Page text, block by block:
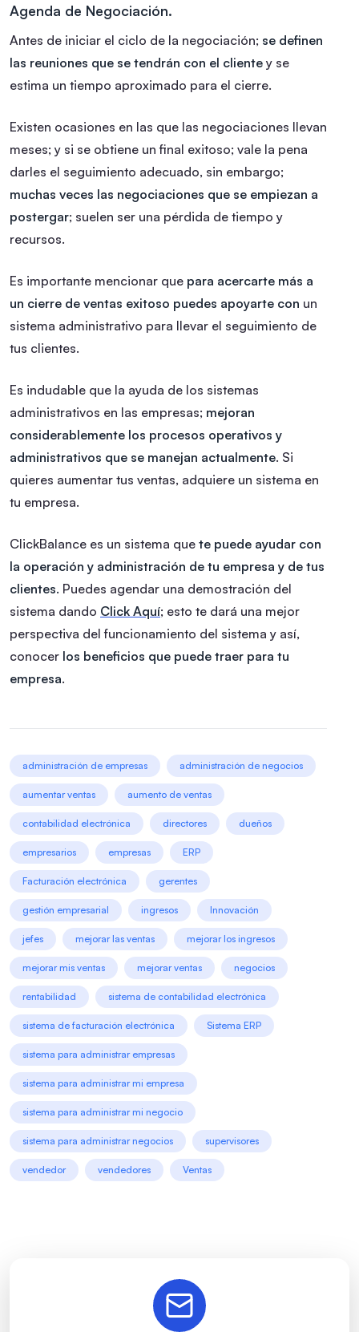
Agenda de Negociación.
Antes de iniciar el ciclo de la negociación; se definen
las reuniones que se tendrán con el cliente y se
estima un tiempo aproximado para el cierre.
Existen ocasiones en las que las negociaciones llevan
meses; y si se obtiene un final exitoso; vale la pena
darles el seguimiento adecuado, sin embargo;
muchas veces las negociaciones que se empiezan a
postergar; suelen ser una pérdida de tiempo y
recursos.
Es importante mencionar que para acercarte más a
un cierre de ventas exitoso puedes apoyarte con un
sistema administrativo para llevar el seguimiento de
tus clientes.
Es indudable que la ayuda de los sistemas
administrativos en las empresas; mejoran
considerablemente los procesos operativos y
administrativos que se manejan actualmente. Si
quieres aumentar tus ventas, adquiere un sistema en
tu empresa.
ClickBalance es un sistema que te puede ayudar con
la operación y administración de tu empresa y de tus
clientes. Puedes agendar una demostración del
sistema dando Click Aquí; esto te dará una mejor
perspectiva del funcionamiento del sistema y así,
conocer los beneficios que puede traer para tu
empresa.
administración de empresas administración de negocios
aumentar ventas aumento de ventas
contabilidad electrónica directores dueños
empresarios empresas ERP
Facturación electrónica gerentes
gestión empresarial ingresos Innovación
jefes mejorar las ventas mejorar los ingresos
mejorar mis ventas mejorar ventas negocios
rentabilidad sistema de contabilidad electrónica
sistema de facturación electrónica Sistema ERP
sistema para administrar empresas
sistema para administrar mi empresa
sistema para administrar mi negocio
sistema para administrar negocios supervisores
vendedor vendedores Ventas